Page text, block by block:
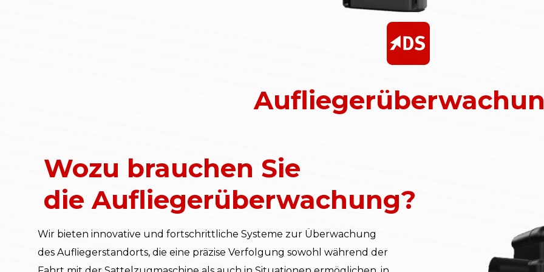
Wozu brauchen Sie
die Aufliegerüberwachung?
Wir bieten innovative und fortschrittliche Systeme zur Überwachung
des Aufliegerstandorts, die eine präzise Verfolgung sowohl während der